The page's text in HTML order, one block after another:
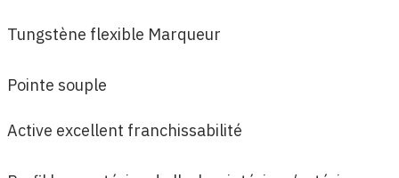
Tungstène flexible Marqueur
Pointe souple
Active excellent franchissabilité